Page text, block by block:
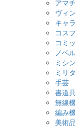
アマ
ヴィ
キャ
コス
コミ
ノベ
ミシン
ミリ
手芸
書道
無線
編み
美術